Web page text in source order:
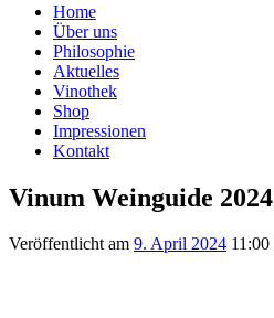
Home
Über uns
Philosophie
Aktuelles
Vinothek
Shop
Impressionen
Kontakt
Vinum Weinguide 2024
Veröffentlicht am 9. April 2024 11:00